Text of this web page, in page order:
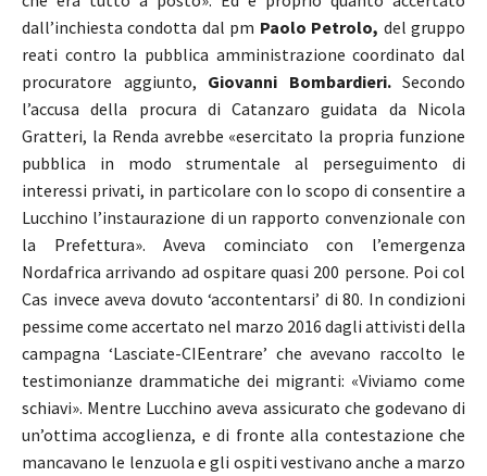
dall’inchiesta condotta dal pm Paolo Petrolo, del gruppo
reati contro la pubblica amministrazione coordinato dal
procuratore aggiunto, Giovanni Bombardieri.Secondo
l’accusa della procura di Catanzaro guidata da Nicola
Gratteri, la Renda avrebbe «esercitato la propria funzione
pubblica in modo strumentale al perseguimento di
interessi privati, in particolare con lo scopo di consentire a
Lucchino l’instaurazione di un rapporto convenzionale con
la Prefettura». Aveva cominciato con l’emergenza
Nordafrica arrivando ad ospitare quasi 200 persone. Poi col
Cas invece aveva dovuto ‘accontentarsi’ di 80. In condizioni
pessime come accertato nel marzo 2016 dagli attivisti della
campagna ‘Lasciate-CIEentrare’ che avevano raccolto le
testimonianze drammatiche dei migranti: «Viviamo come
schiavi». Mentre Lucchino aveva assicurato che godevano di
un’ottima accoglienza, e di fronte alla contestazione che
mancavano le lenzuola e gli ospiti vestivano anche a marzo